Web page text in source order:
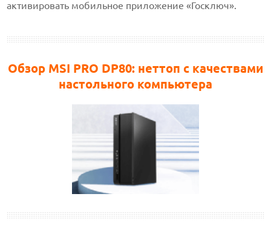
активировать мобильное приложение «Госключ».
Обзор MSI PRO DP80: неттоп с качествами
настольного компьютера